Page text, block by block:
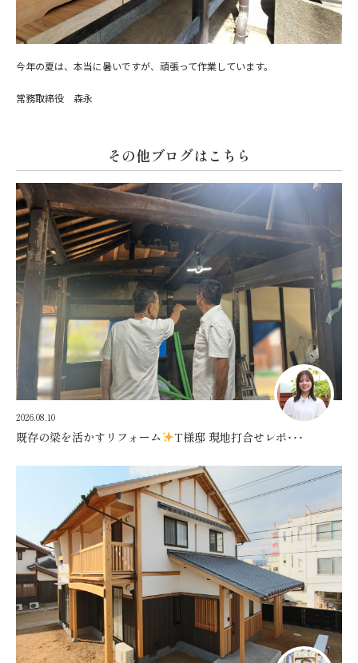
今年の夏は、本当に暑いですが、頑張って作業しています。
常務取締役 森永
その他ブログはこちら
2026.08.10
既存の梁を活かすリフォーム T様邸 現地打合せレポ･･･